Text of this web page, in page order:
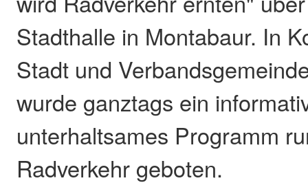
Stadthalle in Montabaur. In
Stadt und
wurde ganztags ein
unterhaltsames Programm
Radverkehr geboten.